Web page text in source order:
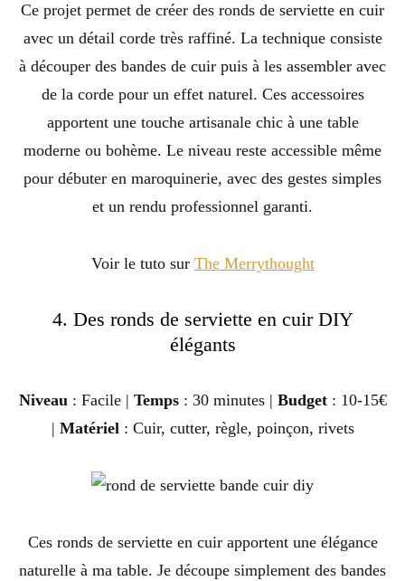
Ce projet permet de créer des ronds de serviette en cuir
avec un détail corde très raffiné. La technique consiste
à découper des bandes de cuir puis à les assembler avec
de la corde pour un effet naturel. Ces accessoires
apportent une touche artisanale chic à une table
moderne ou bohème. Le niveau reste accessible même
pour débuter en maroquinerie, avec des gestes simples
et un rendu professionnel garanti.
Voir le tuto sur The Merrythought
4. Des ronds de serviette en cuir DIY
élégants
Niveau: Facile | Temps: 30 minutes | Budget: 10-15€
| Matériel: Cuir, cutter, règle, poinçon, rivets
Ces ronds de serviette en cuir apportent une élégance
naturelle à ma table. Je découpe simplement des bandes